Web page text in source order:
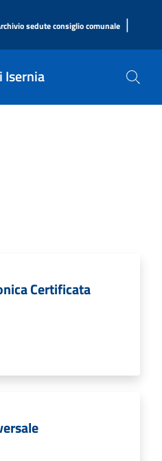
sedute consiglio comunale |
Isernia
Certificata